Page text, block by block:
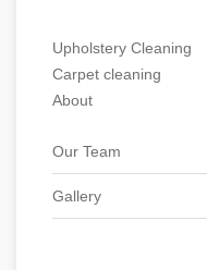
Upholstery Cleaning
Carpet cleaning
About
Our Team
Gallery